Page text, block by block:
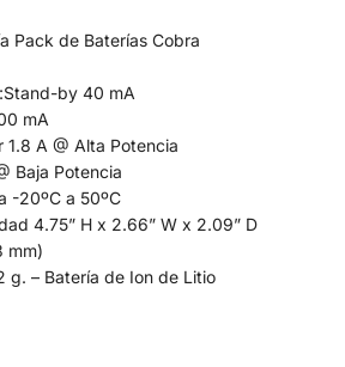
Pack de Baterías Cobra
by 40 mA
@ Alta Potencia
Potencia
-20ºC a 50ºC
4.75” H x 2.66” W x 2.09” D
mm)
g. – Batería de Ion de Litio